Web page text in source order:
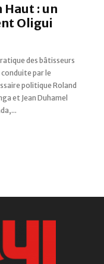
Haut : un
Oligui